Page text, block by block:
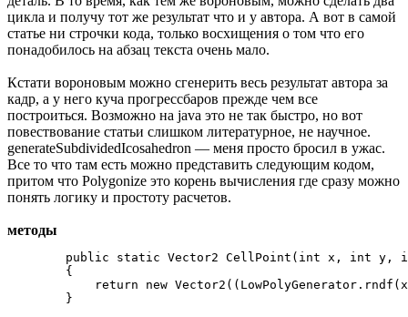
цикла и получу тот же результат что и у автора. А вот в самой
статье ни строчки кода, только восхищения о том что его
понадобилось на абзац текста очень мало.
Кстати вороновым можно сгенерить весь результат автора за
кадр, а у него куча прогрессбаров прежде чем все
построиться. Возможно на java это не так быстро, но вот
повествование статьи слишком литературное, не научное.
generateSubdividedIcosahedron — меня просто бросил в ужас.
Все то что там есть можно представить следующим кодом,
притом что Polygonize это корень вычисления где сразу можно
понять логику и простоту расчетов.
методы
public static Vector2 CellPoint(int x, int y,
        {
return new
        }